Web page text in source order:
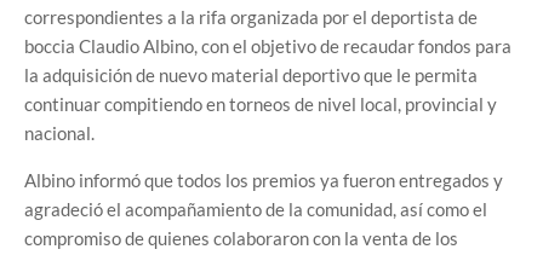
correspondientes a la rifa organizada por el deportista de
boccia Claudio Albino, con el objetivo de recaudar fondos para
la adquisición de nuevo material deportivo que le permita
continuar compitiendo en torneos de nivel local, provincial y
nacional.
Albino informó que todos los premios ya fueron entregados y
agradeció el acompañamiento de la comunidad, así como el
compromiso de quienes colaboraron con la venta de los